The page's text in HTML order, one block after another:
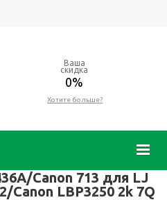
Ваша
скидка
0%
Хотите больше?
Canon 713 для LJ
Canon LBP3250 2k 7Q